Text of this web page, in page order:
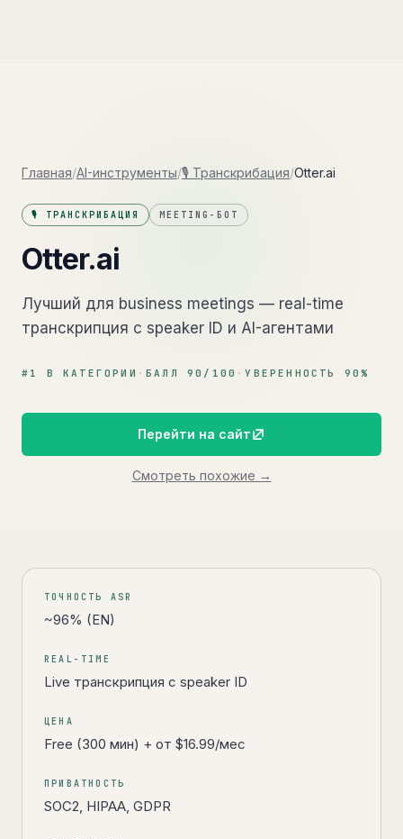
Главная/AI-инструменты/🎙️ Транскрибация/Otter.ai
🎙️ ТРАНСКРИБАЦИЯ MEETING-БОТ
Otter.ai
Лучший для business meetings — real-time
транскрипция с speaker ID и AI-агентами
# 1 В КАТЕГОРИИ ·БАЛЛ90 /100 ·УВЕРЕННОСТЬ 90%
Перейти на сайт
Смотреть похожие →
Коротко об инструменте
ТОЧНОСТЬ ASR
~96% (EN)
REAL-TIME
Live транскрипция с speaker ID
ЦЕНА
Free (300 мин) + от $16.99/мес
ПРИВАТНОСТЬ
SOC2, HIPAA, GDPR